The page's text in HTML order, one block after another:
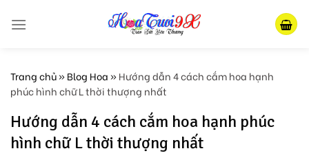
Trang chủ»Blog Hoa»Hướng dẫn 4 cách cắm hoa hạnh
phúc hình chữ L thời thượng nhất
Hướng dẫn 4 cách cắm hoa hạnh phúc
hình chữ L thời thượng nhất